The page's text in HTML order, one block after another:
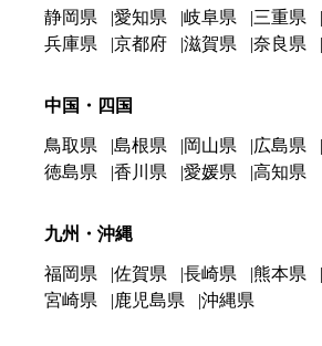
静岡県 愛知県 岐阜県 三重県
兵庫県
京都府 滋賀県 奈良県
中国・四国
鳥取県 島根県 岡山県 広島県
徳島県
香川県 愛媛県 高知県
九州・沖縄
福岡県 佐賀県 長崎県 熊本県
宮崎県
鹿児島県 沖縄県